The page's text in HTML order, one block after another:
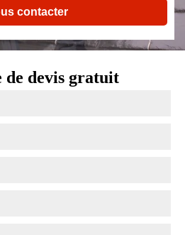
contacter
de devis gratuit